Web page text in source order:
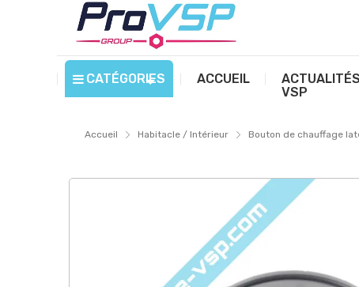
CATÉGORIES ACCUEIL
ACTUALITÉS
VSP
Accueil Habitacle / Intérieur Bouton de chauffage